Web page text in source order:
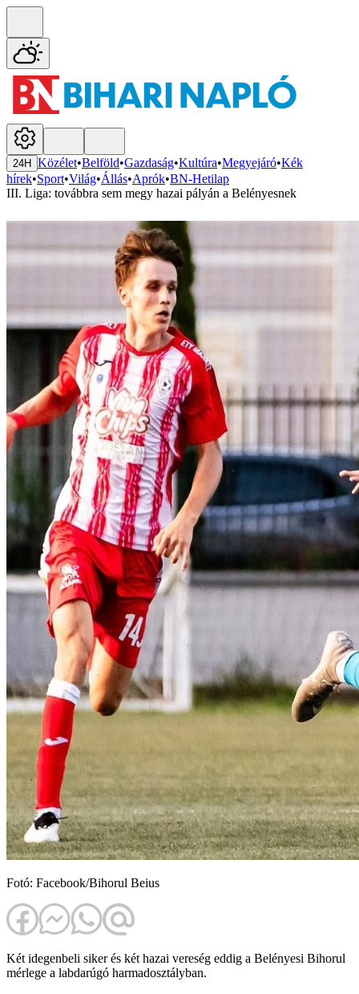
24H Közélet•Belföld•Gazdaság•Kultúra•Megyejáró•Kék
hírek•Sport•Világ•Állás•Aprók•BN-Hetilap
III. Liga: továbbra sem megy hazai pályán a Belényesnek
Fotó: Facebook/Bihorul Beius
Két idegenbeli siker és két hazai vereség eddig a Belényesi Bihorul
mérlege a labdarúgó harmadosztályban.